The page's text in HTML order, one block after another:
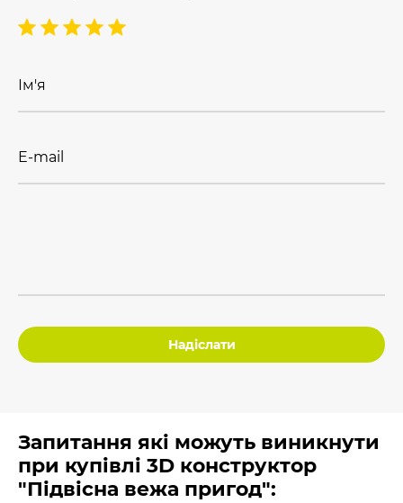
Ім'я
E-mail
Надіслати
Запитання які можуть виникнути
при купівлі 3D конструктор
"Підвісна вежа пригод":